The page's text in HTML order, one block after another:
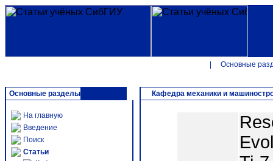
Основные
Основные разделы
На главную
Введение
Поиск
Статьи
Кафедра механики и